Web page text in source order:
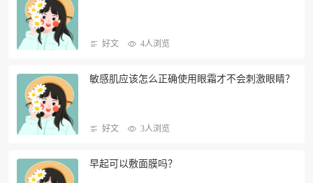
好文 4人浏览
敏感肌应该怎么正确使用眼霜才不会刺激眼睛？
好文 3人浏览
早起可以敷面膜吗？